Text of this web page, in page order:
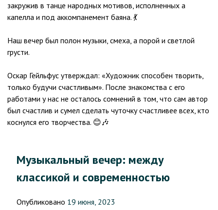
закружив в танце народных мотивов, исполненных а
капелла и под аккомпанемент баяна. 💃
Наш вечер был полон музыки, смеха, а порой и светлой
грусти.
Оскар Гейльфус утверждал: «Художник способен творить,
только будучи счастливым». После знакомства с его
работами у нас не осталось сомнений в том, что сам автор
был счастлив и сумел сделать чуточку счастливее всех, кто
коснулся его творчества. 😊🎶
Музыкальный вечер: между
классикой и современностью
Опубликовано 19 июня, 2023